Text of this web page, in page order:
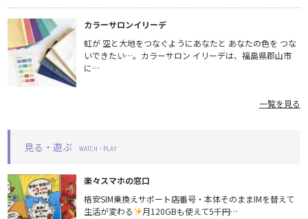
カラーサロンイリーデ
虹が 空と大地をつなぐようにあなたと あなたの色を つな
いできたい…。カラーサロン イリーデは、福島県郡山市
に…
一覧を見る
見る・遊ぶ WATCH・PLAY
楽々スマホの窓口
格安SIM乗換えサポート店番号・本体そのままIMを替えて
生活が変わる
月120GBも使えて5千円…